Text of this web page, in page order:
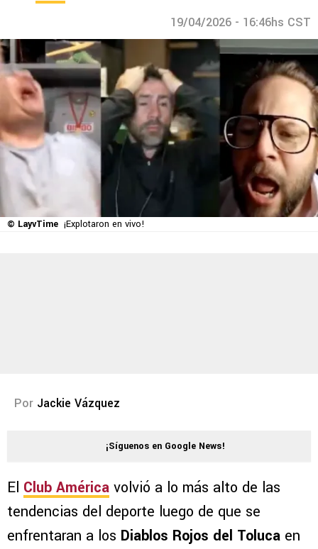
19/04/2026 - 16:46hs CST
© LayvTime ¡Explotaron en vivo!
Por Jackie Vázquez
¡Síguenos en Google News!
El Club América volvió a lo más alto de las
tendencias del deporte luego de que se
enfrentaran a los Diablos Rojos del Toluca en